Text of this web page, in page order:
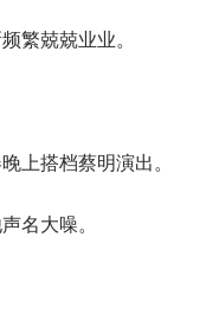
繁兢兢业业。
上搭档蔡明演出。
名大噪。